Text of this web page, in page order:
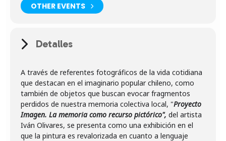
OTHER EVENTS
Detalles
A través de referentes fotográficos de la vida cotidiana
que destacan en el imaginario popular chileno, como
también de objetos que buscan evocar fragmentos
perdidos de nuestra memoria colectiva local, "Proyecto
Imagen. La memoria como recurso pictórico", del artista
Iván Olivares, se presenta como una exhibición en el
que la pintura es revalorizada en cuanto a lenguaje